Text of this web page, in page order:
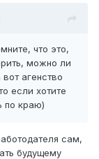
что это,
можно ли
агенство
если хотите
по краю)
сам,
будущему